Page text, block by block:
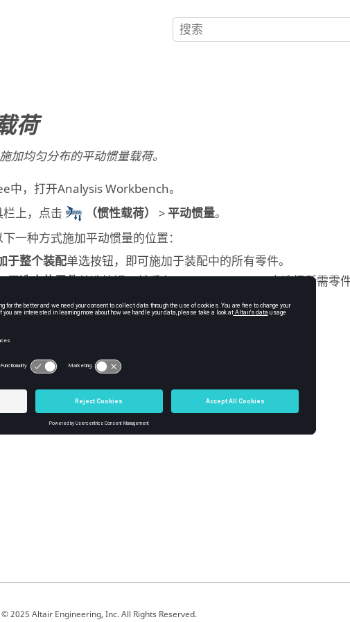
荷
加均匀分布的平动惯量载荷。
中，打开Analysis Workbench。
上，点击
（惯性载荷） > 平动惯量。
一种方式施加平动惯量的位置：
于整个装配单选按钮，即可施加于装配中的所有零件。
于选中的零件单选按钮，然后在modeling window中选择所需零件
段中指定加速度。
位。
矢量将出现在模型中。
© 2025 Altair Engineering, Inc. All Rights Reserved.